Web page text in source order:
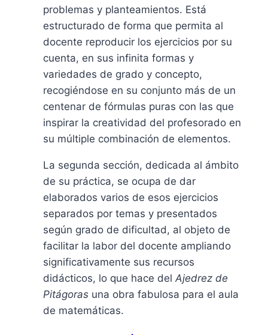
problemas y planteamientos. Está
estructurado de forma que permita al
docente reproducir los ejercicios por su
cuenta, en sus infinita formas y
variedades de grado y concepto,
recogiéndose en su conjunto más de un
centenar de fórmulas puras con las que
inspirar la creatividad del profesorado en
su múltiple combinación de elementos.
La segunda sección, dedicada al ámbito
de su práctica, se ocupa de dar
elaborados varios de esos ejercicios
separados por temas y presentados
según grado de dificultad, al objeto de
facilitar la labor del docente ampliando
significativamente sus recursos
didácticos, lo que hace del Ajedrez de
Pitágoras una obra fabulosa para el aula
de matemáticas.